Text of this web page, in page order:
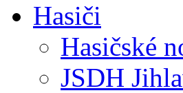
Hasiči
Hasičské
JSDH